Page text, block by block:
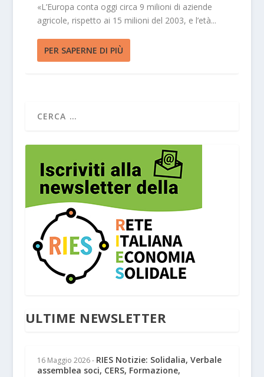
«L’Europa conta oggi circa 9 milioni di aziende
agricole, rispetto ai 15 milioni del 2003, e l’età...
PER SAPERNE DI PIÙ
ULTIME NEWSLETTER
16 Maggio 2026 - RIES Notizie: Solidalia, Verbale
assemblea soci, CERS, Formazione,